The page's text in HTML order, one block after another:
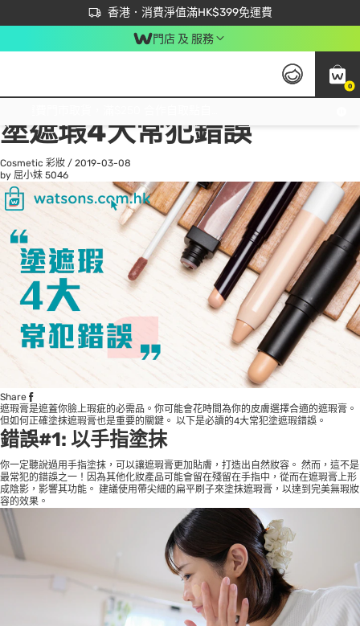
香港．消費淨值滿HK$399免運費
立即成為易賞錢會員盡享獨家優惠
首次APP下單買滿$450 輸入 NEWAPP 即減$50
門店 及 服務
0
All
塗遮瑕4大常犯錯誤
Cosmetic 彩妝 / 2019-03-08
by 屈小妹 5046
Share
遮瑕膏是遮蓋你臉上瑕疵的必需品。你可能會花時間為你的皮膚選擇合適的遮瑕膏。
但如何正確塗抹遮瑕膏也是重要的關鍵。 以下是必讀的4大常犯塗遮瑕錯誤。
錯誤#1: 以手指塗抹
你一定聽說過用手指塗抹，可以讓遮瑕膏更加貼膚，打造出自然妝容。 然而，這不是
最常犯的錯誤之一！因為其他化妝產品可能會留在殘留在手指中，從而在遮瑕膏上形
成陰影，影響其功能。 建議使用帶尖細的扁平刷子來塗抹遮瑕膏，以達到完美無瑕妝
容的效果。